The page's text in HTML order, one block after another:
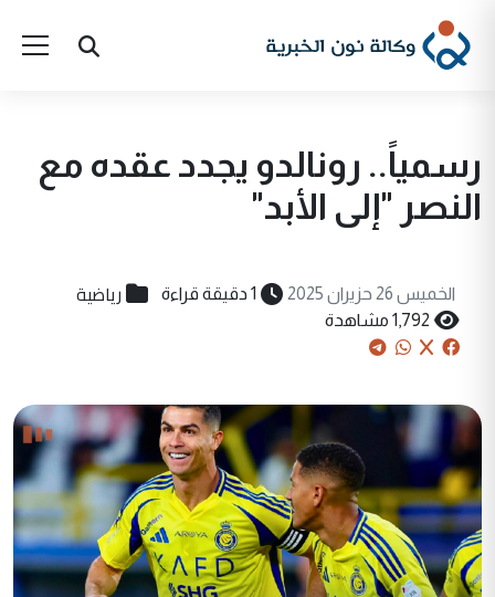
رسمياً.. رونالدو يجدد عقده مع
النصر "إلى الأبد"
الخميس 26 حزيران 2025 1 دقيقة قراءة رياضية
1,792 مشاهدة